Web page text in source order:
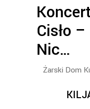
Cisło
Nic…
Żarski Dom